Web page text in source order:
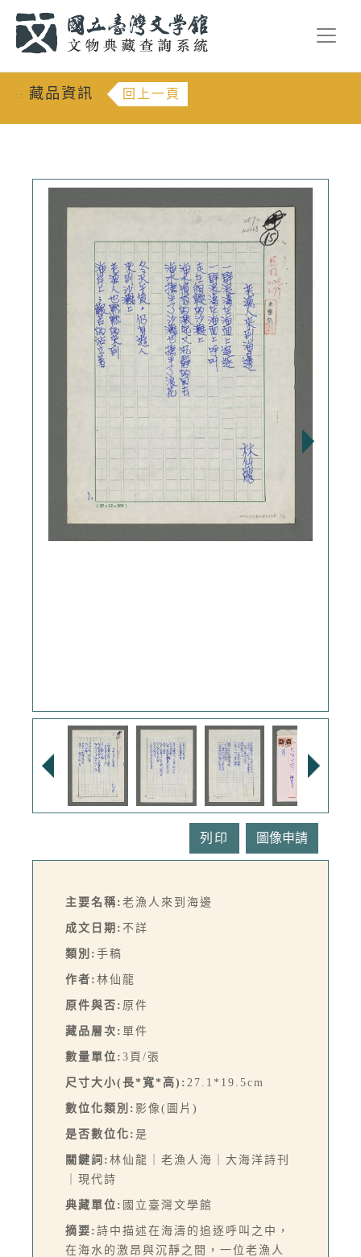
::: 藏品資訊 回上一頁
列印
主要名稱: 老漁人來到海邊
成文日期: 不詳
類別: 手稿
作者: 林仙龍
原件與否: 原件
藏品層次: 單件
數量單位: 3頁/張
尺寸大小(長*寬*高): 27.1*19.5cm
數位化類別: 影像(圖片)
是否數位化: 是
關鍵詞: 林仙龍｜老漁人海｜大海洋詩刊
｜現代詩
典藏單位: 國立臺灣文學館
摘要: 詩中描述在海濤的追逐呼叫之中，
在海水的激昂與沉靜之間，一位老漁人